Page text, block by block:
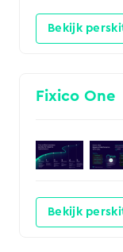
Bekijk
Fixico One
Bekijk